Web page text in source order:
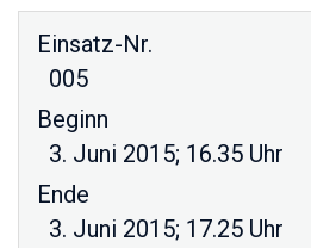
Einsatz-Nr.
005
Beginn
3. Juni 2015; 16.35 Uhr
Ende
3. Juni 2015; 17.25 Uhr